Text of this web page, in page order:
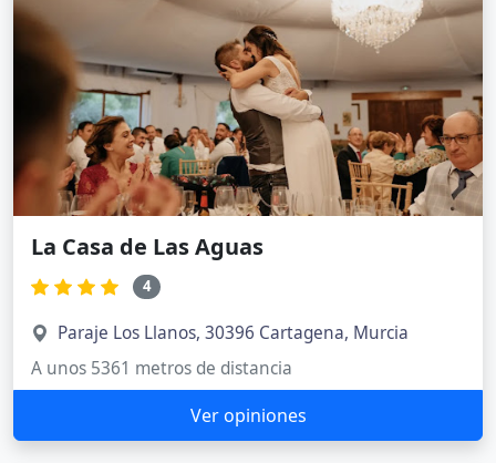
La Casa de Las Aguas
4
Paraje Los Llanos, 30396 Cartagena, Murcia
A unos 5361 metros de distancia
Ver opiniones